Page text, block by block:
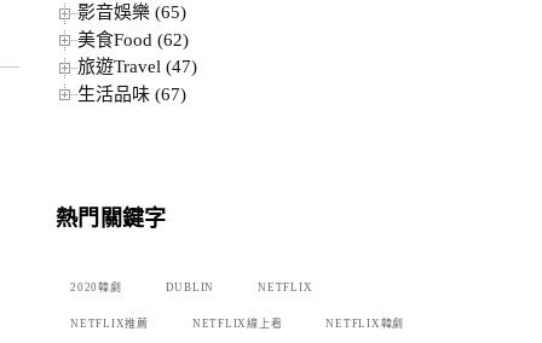
影音娛樂 (65)
美食Food (62)
旅遊Travel (47)
生活品味 (67)
熱門關鍵字
2020韓劇 DUBLIN NETFLIX
NETFLIX推薦 NETFLIX線上看 NETFLIX韓劇